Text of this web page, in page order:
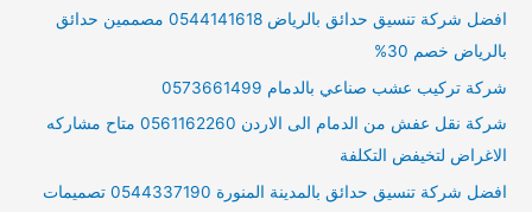
افضل شركة تنسيق حدائق بالرياض 0544141618 مصممين حدائق
بالرياض خصم 30%
شركة تركيب عشب صناعي بالدمام 0573661499
شركة نقل عفش من الدمام الى الاردن 0561162260 متاح مشاركه
الاغراض لتخيفض التكلفة
افضل شركة تنسيق حدائق بالمدينة المنورة 0544337190 تصميمات